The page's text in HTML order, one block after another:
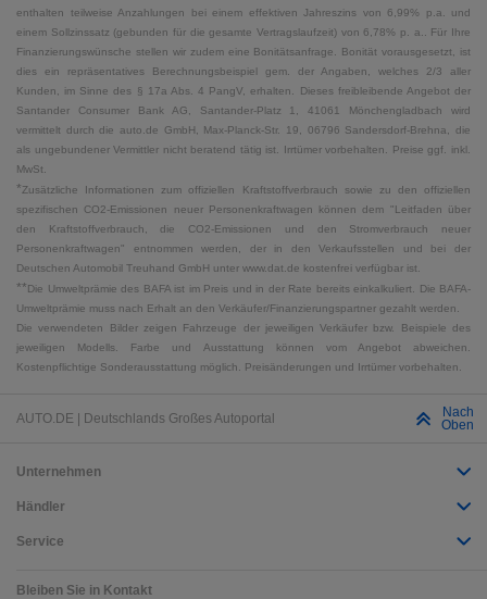
enthalten teilweise Anzahlungen bei einem effektiven Jahreszins von 6,99% p.a. und
einem Sollzinssatz (gebunden für die gesamte Vertragslaufzeit) von 6,78% p. a.. Für Ihre
Finanzierungswünsche stellen wir zudem eine Bonitätsanfrage. Bonität vorausgesetzt, ist
dies ein repräsentatives Berechnungsbeispiel gem. der Angaben, welches 2/3 aller
Kunden, im Sinne des § 17a Abs. 4 PangV, erhalten. Dieses freibleibende Angebot der
Santander Consumer Bank AG, Santander-Platz 1, 41061 Mönchengladbach wird
vermittelt durch die auto.de GmbH, Max-Planck-Str. 19, 06796 Sandersdorf-Brehna, die
als ungebundener Vermittler nicht beratend tätig ist. Irrtümer vorbehalten. Preise ggf. inkl.
MwSt.
*Zusätzliche Informationen zum offiziellen Kraftstoffverbrauch sowie zu den offiziellen
spezifischen CO2-Emissionen neuer Personenkraftwagen können dem "Leitfaden über
den Kraftstoffverbrauch, die CO2-Emissionen und den Stromverbrauch neuer
Personenkraftwagen" entnommen werden, der in den Verkaufsstellen und bei der
Deutschen Automobil Treuhand GmbH unter www.dat.de kostenfrei verfügbar ist.
**Die Umweltprämie des BAFA ist im Preis und in der Rate bereits einkalkuliert. Die BAFA-
Umweltprämie muss nach Erhalt an den Verkäufer/Finanzierungspartner gezahlt werden.
Die verwendeten Bilder zeigen Fahrzeuge der jeweiligen Verkäufer bzw. Beispiele des
jeweiligen Modells. Farbe und Ausstattung können vom Angebot abweichen.
Kostenpflichtige Sonderausstattung möglich. Preisänderungen und Irrtümer vorbehalten.
AUTO.DE | Deutschlands Großes Autoportal
Nach
Oben
Unternehmen
Händler
Service
Bleiben Sie in Kontakt